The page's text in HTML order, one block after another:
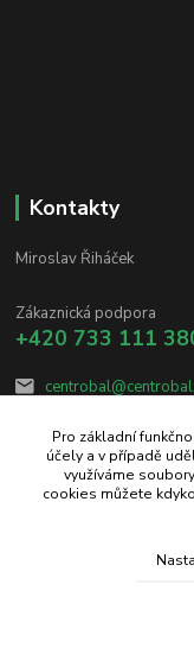
Kontakty
Miroslav Řiháček
Zákaznická podpora
+420 733 111
Pro základní
účely a v případě
využíváme
cookies můžete